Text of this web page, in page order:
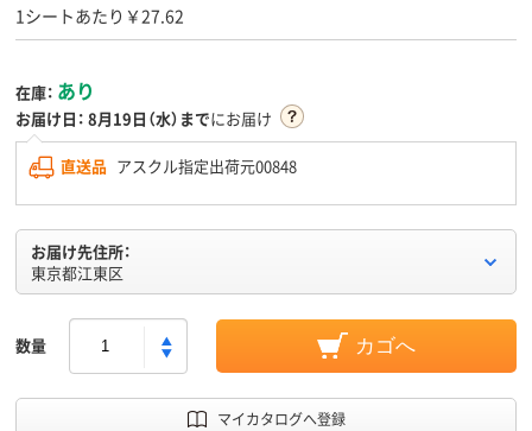
1シートあたり￥27.62
在庫： あり
お届け日： 8月19日（水）までにお届け
直送品 アスクル指定出荷元00848
お届け先住所：
東京都江東区
数量 カゴへ
マイカタログへ登録